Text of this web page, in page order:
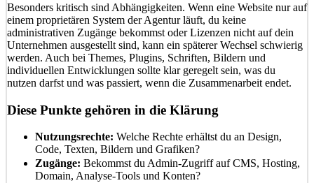
Besonders kritisch sind Abhängigkeiten. Wenn eine Website nur auf
einem proprietären System der Agentur läuft, du keine
administrativen Zugänge bekommst oder Lizenzen nicht auf dein
Unternehmen ausgestellt sind, kann ein späterer Wechsel schwierig
werden. Auch bei Themes, Plugins, Schriften, Bildern und
individuellen Entwicklungen sollte klar geregelt sein, was du
nutzen darfst und was passiert, wenn die Zusammenarbeit endet.
Diese Punkte gehören in die Klärung
Nutzungsrechte: Welche Rechte erhältst du an Design,
Code, Texten, Bildern und Grafiken?
Zugänge: Bekommst du Admin-Zugriff auf CMS, Hosting,
Domain, Analyse-Tools und Konten?